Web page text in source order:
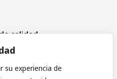
su experiencia de
calidad
Legal
cookies
privacidad